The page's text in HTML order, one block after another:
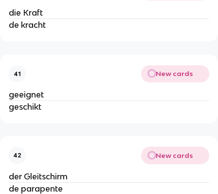
die Kraft
de kracht
41 New cards
geeignet
geschikt
42 New cards
der Gleitschirm
de parapente